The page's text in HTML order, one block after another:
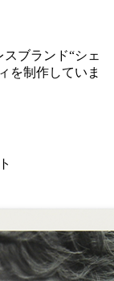
ブランド“シェ
を制作していま